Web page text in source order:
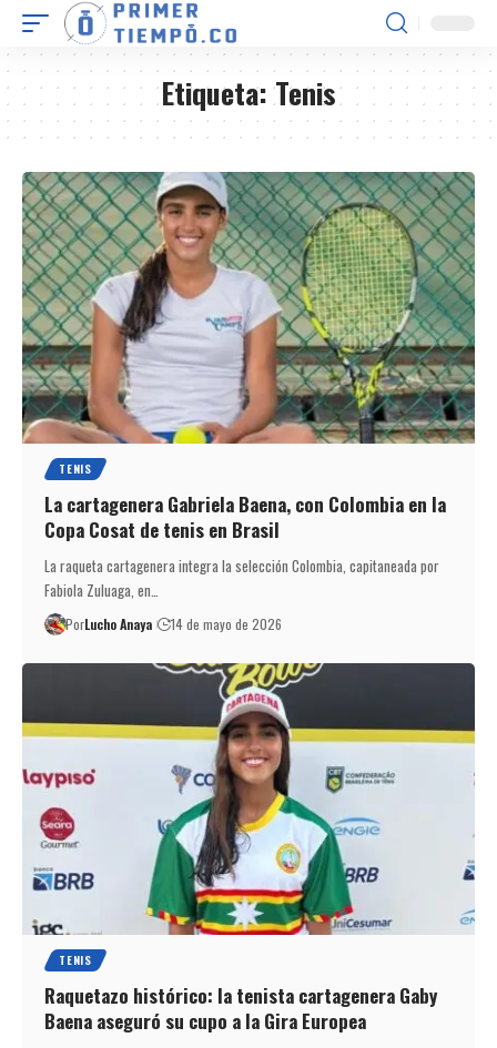
Etiqueta:Tenis
TENIS
La cartagenera Gabriela Baena, con Colombia en la
Copa Cosat de tenis en Brasil
La raqueta cartagenera integra la selección Colombia, capitaneada por
Fabiola Zuluaga, en…
PorLucho Anaya 14 de mayo de 2026
TENIS
Raquetazo histórico: la tenista cartagenera Gaby
Baena aseguró su cupo a la Gira Europea